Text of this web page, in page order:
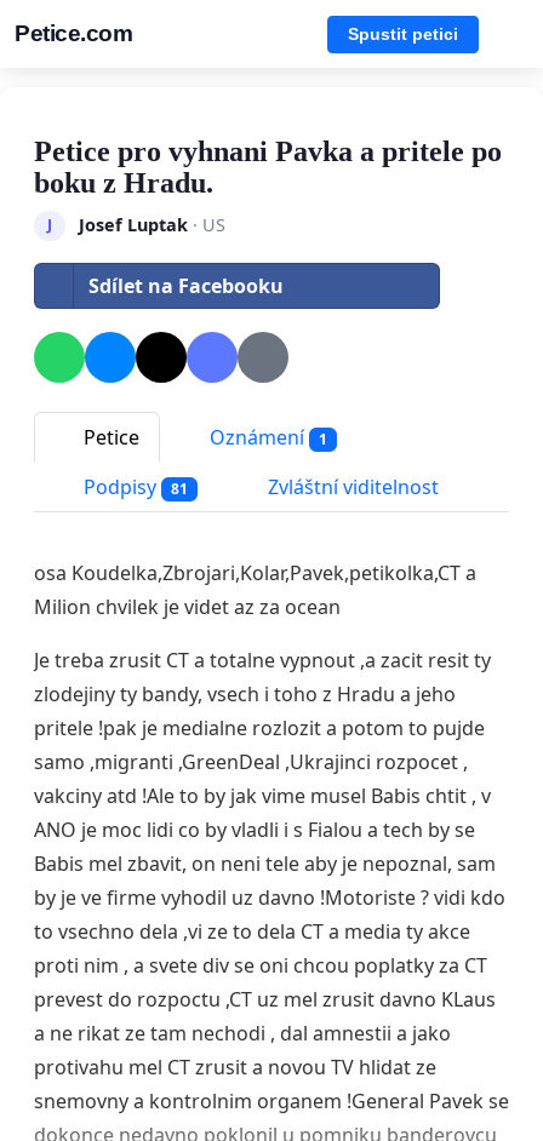
Petice.com Spustit petici
Petice pro vyhnani Pavka a pritele po
boku z Hradu.
J Josef Luptak· US
Sdílet na Facebooku
Petice Oznámení 1
Podpisy 81 Zvláštní viditelnost
osa Koudelka,Zbrojari,Kolar,Pavek,petikolka,CT a
Milion chvilek je videt az za ocean
Je treba zrusit CT a totalne vypnout ,a zacit resit ty
zlodejiny ty bandy, vsech i toho z Hradu a jeho
pritele !pak je medialne rozlozit a potom to pujde
samo ,migranti ,GreenDeal ,Ukrajinci rozpocet ,
vakciny atd !Ale to by jak vime musel Babis chtit , v
ANO je moc lidi co by vladli i s Fialou a tech by se
Babis mel zbavit, on neni tele aby je nepoznal, sam
by je ve firme vyhodil uz davno !Motoriste ? vidi kdo
to vsechno dela ,vi ze to dela CT a media ty akce
proti nim , a svete div se oni chcou poplatky za CT
prevest do rozpoctu ,CT uz mel zrusit davno KLaus
a ne rikat ze tam nechodi , dal amnestii a jako
protivahu mel CT zrusit a novou TV hlidat ze
snemovny a kontrolnim organem !General Pavek se
dokonce nedavno poklonil u pomniku banderovcu